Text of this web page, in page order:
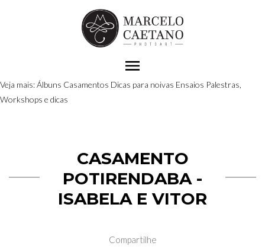
menu
Veja mais:Álbuns Casamentos Dicas para noivas Ensaios Palestras,
Workshops e dicas
CASAMENTO
POTIRENDABA -
ISABELA E VITOR
Compartilhe